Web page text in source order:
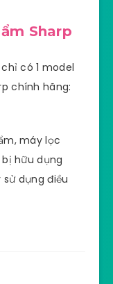
Sharp
có 1 model
chính hãng:
máy lọc
bị hữu dụng
dụng điều